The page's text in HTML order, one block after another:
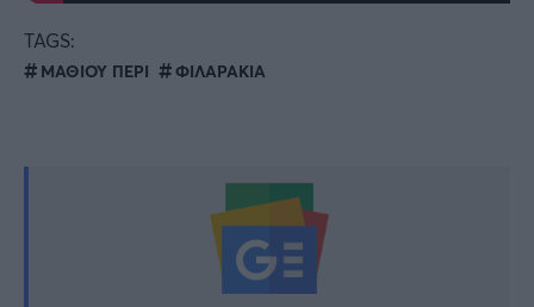
TAGS:
ΜΑΘΙΟΥ ΠΕΡΙ ΦΙΛΑΡΑΚΙΑ